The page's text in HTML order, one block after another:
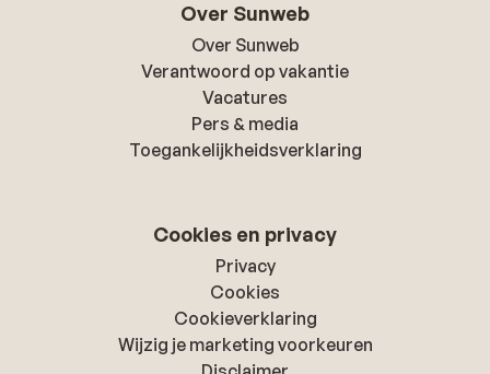
Over Sunweb
Over Sunweb
Verantwoord op vakantie
Vacatures
Pers & media
Toegankelijkheidsverklaring
Cookies en privacy
Privacy
Cookies
Cookieverklaring
Wijzig je marketing voorkeuren